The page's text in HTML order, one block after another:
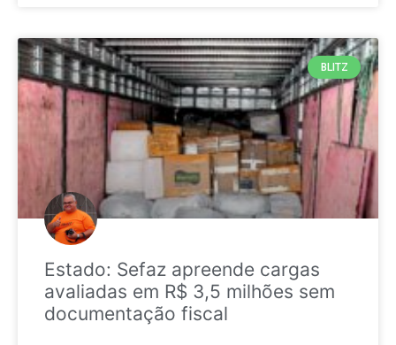
BLITZ
Estado: Sefaz apreende cargas
avaliadas em R$ 3,5 milhões sem
documentação fiscal